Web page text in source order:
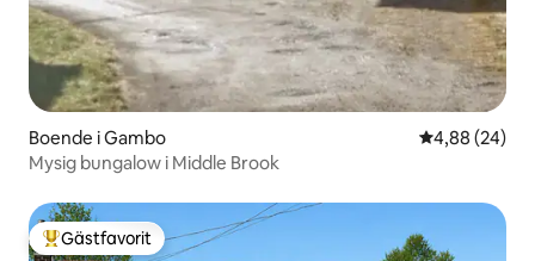
Boende i Gambo 4,88 av 5 i
4,88 (24)
Mysig bungalow i Middle Brook
Populär gästfavorit
Gästfavorit